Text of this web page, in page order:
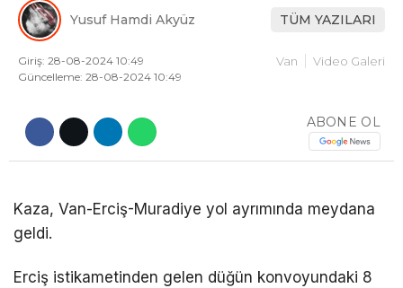
SPOR
EKONOMI
POLITIKA
EĞITIM
DIĞER
Yusuf Hamdi Akyüz TÜM YAZILARI
Giriş: 28-08-2024 10:49
Güncelleme: 28-08-2024 10:49
Van Video Galeri
ABONE OL
Kaza, Van-Erciş-Muradiye yol ayrımında meydana
geldi.
Erciş istikametinden gelen düğün konvoyundaki 8